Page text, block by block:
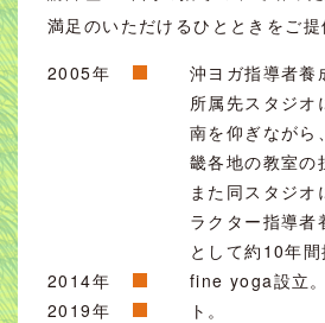
満足のいただけるひとときをご提
2005年
沖ヨガ指導者養
所属先スタジオ
南を仰ぎながら
畿各地の教室の
また同スタジオ
ラクター指導者
として約10年間
2014年
fine yoga設立
ト。
2019年